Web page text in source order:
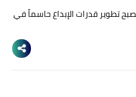
تطوير قدرات الإبداع حاسماً في